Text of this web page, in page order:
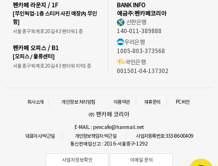
펜카페 라운지 / 1F
[무인픽업-1층 스티커 사진 매장內 무인
함]
서울 중구 퇴계로 20길 43 펜타워 1층
펜카페 오피스 / B1
[오피스 / 물류센터]
서울 중구 퇴계로 20길 43 펜타워 지하1층
BANK INFO
예금주:펜카페코리아
신한은행
140-011-389888
우리은행
1005-803-373568
국민은행
001501-04-137302
회사소개 개인정보 처리방침 이용약관 제휴문의 PC버전
㈜ 펜카페 코리아
E-MAIL : pencafe@hanmail.net
대표이사:박근일
개인정보책임자:박근일
사업자등록번호:333-86-00409
통신판매업신고 : 2016-서울중구-1292
사업자정보확인 이메일 문의